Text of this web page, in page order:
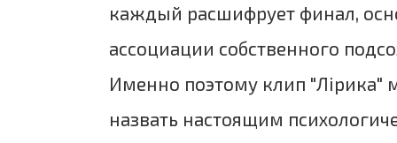
каждый расшифрует финал,
ассоциации собственного
Именно поэтому клип "Лірика"
назвать настоящим